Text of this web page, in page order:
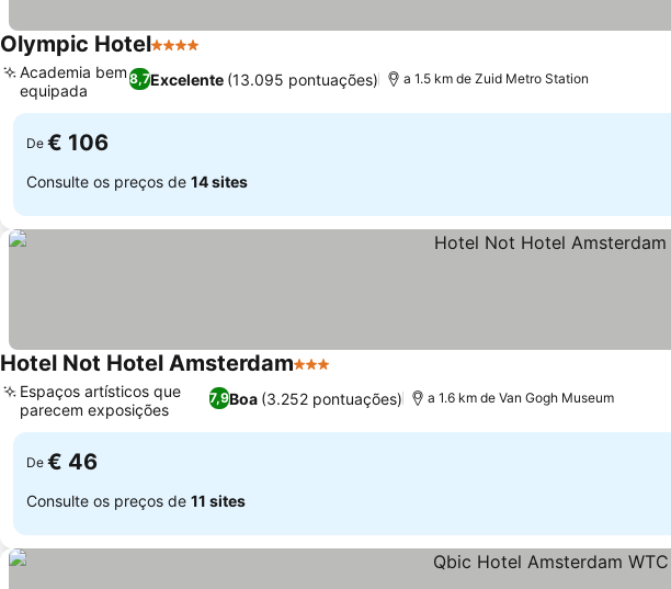
Olympic Hotel4 Estrelas
8,7Excelente (13.095 pontuações)
Academia bem
equipada
a 1.5 km de Zuid Metro Station
De € 106
Consulte os preços de 14 sites
Hotel Not Hotel Amsterdam3 Estrelas
7,9Boa (3.252 pontuações)
Espaços artísticos que
parecem exposições
a 1.6 km de Van Gogh Museum
De € 46
Consulte os preços de 11 sites